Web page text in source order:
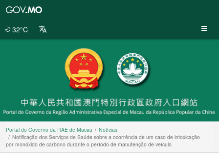
32°C
Portal do Governo da RAE de Macau
Notícias
Notificação dos Serviços de Saúde sobre a ocorrência de um caso de intoxicação
por monóxido de carbono durante o período de manutenção de veículo